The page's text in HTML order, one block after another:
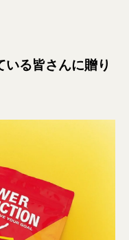
る皆さんに贈り